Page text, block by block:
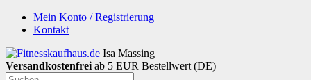
Mein Konto / Registrierung
Kontakt
Isa Massing
Versandkostenfrei ab 5 EUR Bestellwert (DE)